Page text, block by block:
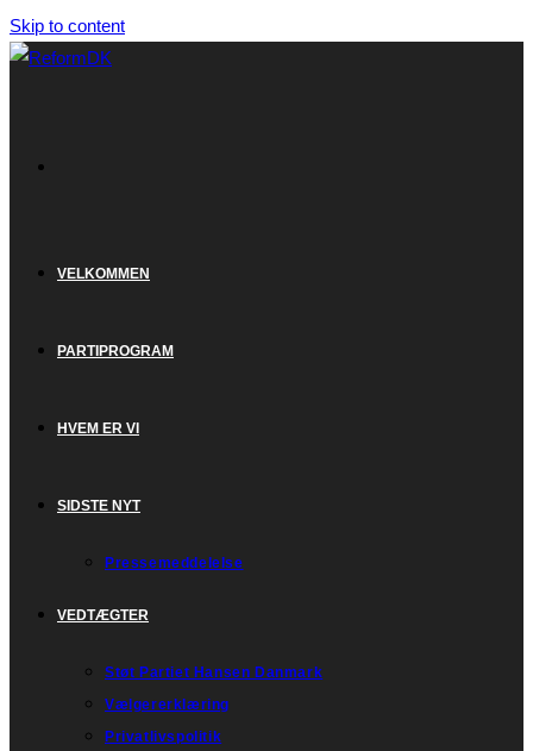
Skip to content
VELKOMMEN
PARTIPROGRAM
HVEM ER VI
SIDSTE NYT
Pressemeddelelse
VEDTÆGTER
Støt Partiet Hansen Danmark
Vælgererklæring
Privatlivspolitik